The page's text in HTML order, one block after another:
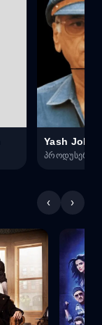
Yash Johar
პროდუსერი
‹ ›